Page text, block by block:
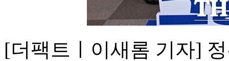
[더팩트ㅣ이새롬 기자]